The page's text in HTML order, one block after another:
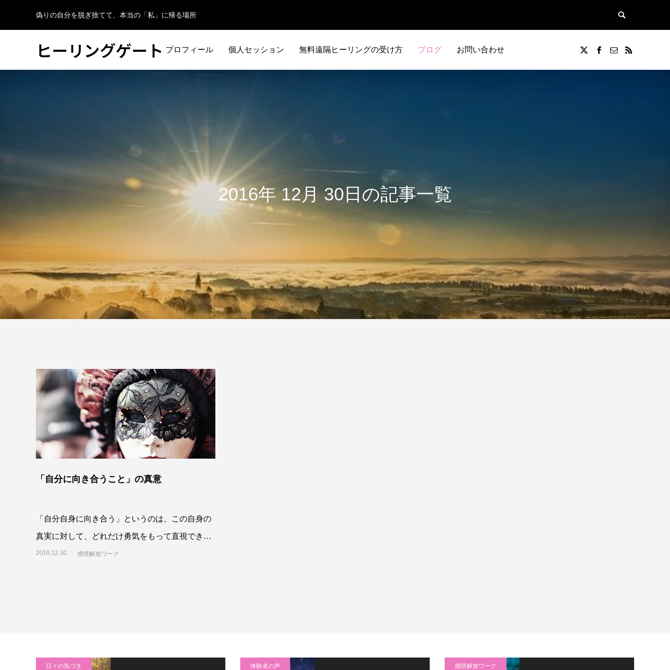
偽りの自分を脱ぎ捨てて、本当の「私」に帰る場所
ヒーリングゲート プロフィール 個人セッション 無料遠隔ヒーリングの受け方 ブログ お問い合わせ
2016年 12月 30日の記事一覧
「自分に向き合うこと」の真意
「自分自身に向き合う」というのは、この自身の
真実に対して、どれだけ勇気をもって直視できる
か、という取り組みであり、問いかけなのです。
2016.12.30 感情解放ワーク
日々の気づき 体験者の声 感情解放ワーク